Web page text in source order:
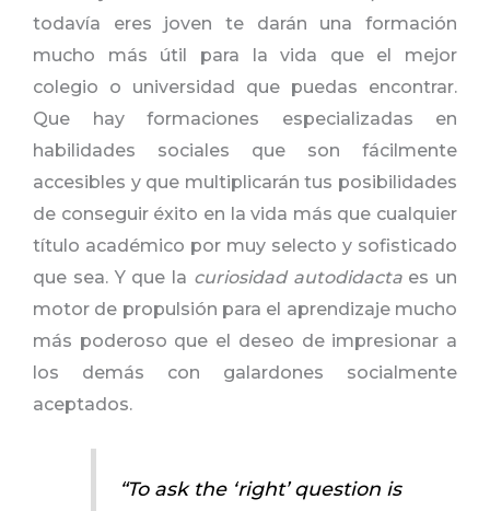
todavía eres joven te darán una formación
mucho más útil para la vida que el mejor
colegio o universidad que puedas encontrar.
Que hay formaciones especializadas en
habilidades sociales que son fácilmente
accesibles y que multiplicarán tus posibilidades
de conseguir éxito en la vida más que cualquier
título académico por muy selecto y sofisticado
que sea. Y que la curiosidad autodidactaes un
motor de propulsión para el aprendizaje mucho
más poderoso que el deseo de impresionar a
los demás con galardones socialmente
aceptados.
“To ask the ‘right’ question is